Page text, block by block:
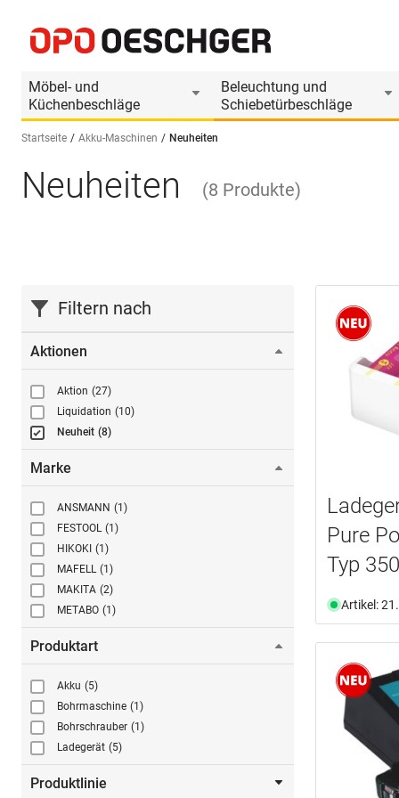
Möbel- und
Küchenbeschläge
Beleuchtung und
Schiebetürbeschläge
Sprache wählen (DE)
Startseite Akku-Maschinen Neuheiten
Neuheiten (8 Produkte)
Filtern nach
Aktionen
Aktion (27)
Liquidation (10)
Neuheit (8)
Marke
ANSMANN (1)
FESTOOL (1)
HIKOKI (1)
MAFELL (1)
MAKITA (2)
METABO (1)
Produktart
Akku (5)
Bohrmaschine (1)
Bohrschrauber (1)
Ladegerät (5)
Produktlinie
Pure
Typ
Artikel: